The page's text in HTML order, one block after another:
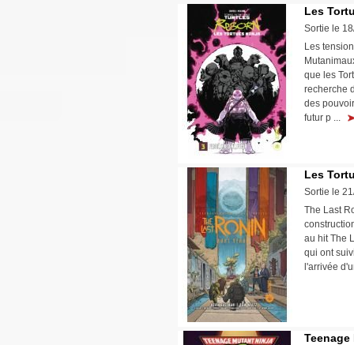
Les
Sortie le
Les
que les
recherche
des
futur p ...
Les
Sortie le
The Last
au hit The
qui ont
l'arrivée